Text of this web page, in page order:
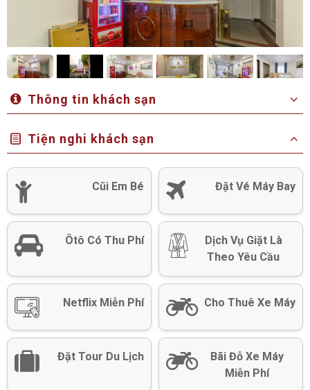
Thông tin khách sạn
Tiện nghi khách sạn
Cũi Em Bé Đặt Vé Máy Bay
Ôtô Có Thu Phí
Dịch Vụ Giặt Là
Theo Yêu Cầu
Netflix Miễn Phí Cho Thuê Xe Máy
Đặt Tour Du Lịch
Bãi Đỗ Xe Máy
Miễn Phí